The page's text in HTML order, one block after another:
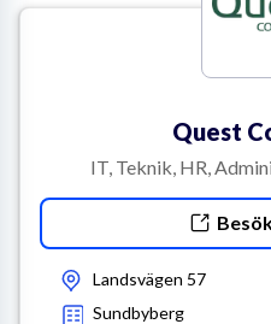
Quest
IT, Teknik, HR,
Landsvägen 57
Sundbyberg